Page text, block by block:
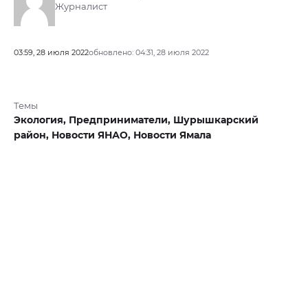
Журналист
03:59, 28 июля 2022обновлено: 04:31, 28 июля 2022
Темы
Экология, Предприниматели, Шурышкарский
район, Новости ЯНАО, Новости Ямала